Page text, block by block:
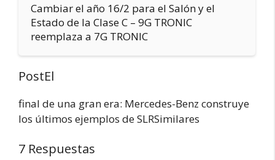
Cambiar el año 16/2 para el Salón y el
Estado de la Clase C – 9G TRONIC
reemplaza a 7G TRONIC
PostEl
final de una gran era: Mercedes-Benz construye
los últimos ejemplos de SLRSimilares
7 Respuestas